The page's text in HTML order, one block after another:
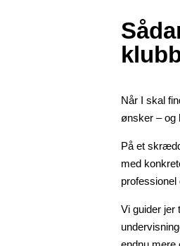
Når I skal
ønsker – og
På et
med
professionel
Vi guider jer